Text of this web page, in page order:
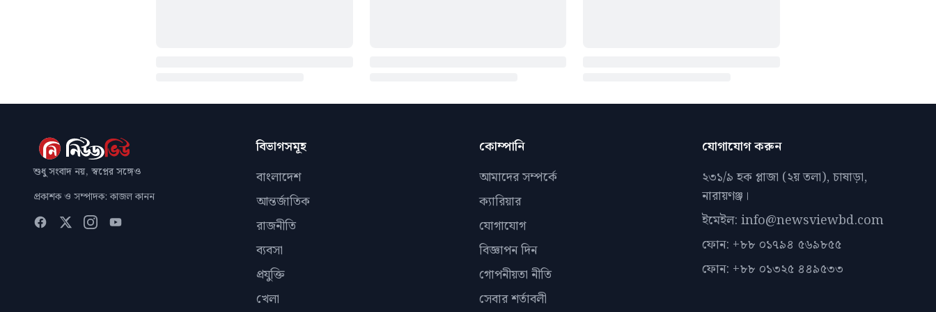
শুধু সংবাদ নয়, স্বপ্নের সঙ্গেও
প্রকাশক ও সম্পাদক: কাজল কানন
বিভাগসমূহ
বাংলাদেশ
আন্তর্জাতিক
রাজনীতি
ব্যবসা
প্রযুক্তি
খেলা
কোম্পানি
আমাদের সম্পর্কে
ক্যারিয়ার
যোগাযোগ
বিজ্ঞাপন দিন
গোপনীয়তা নীতি
সেবার শর্তাবলী
যোগাযোগ করুন
২৩১/৯ হক প্লাজা (২য় তলা), চাষাড়া,
নারায়ণঞ্জ।
ইমেইল: info@newsviewbd.com
ফোন: +৮৮ ০১৭৯৪ ৫৬৯৮৫৫
ফোন: +৮৮ ০১৩২৫ ৪৪৯৫৩৩